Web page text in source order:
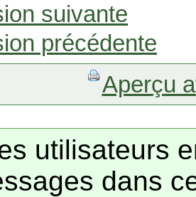
suivante
précédente
Aperçu
utilisateurs
dans